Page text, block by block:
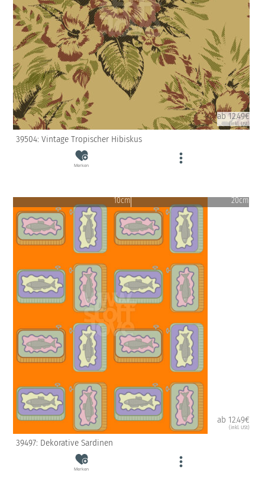
ab 12.49€
(inkl. USt)
39504: Vintage Tropischer Hibiskus
Merken
10cm 20cm
ab 12.49€
(inkl. USt)
39497: Dekorative Sardinen
Merken